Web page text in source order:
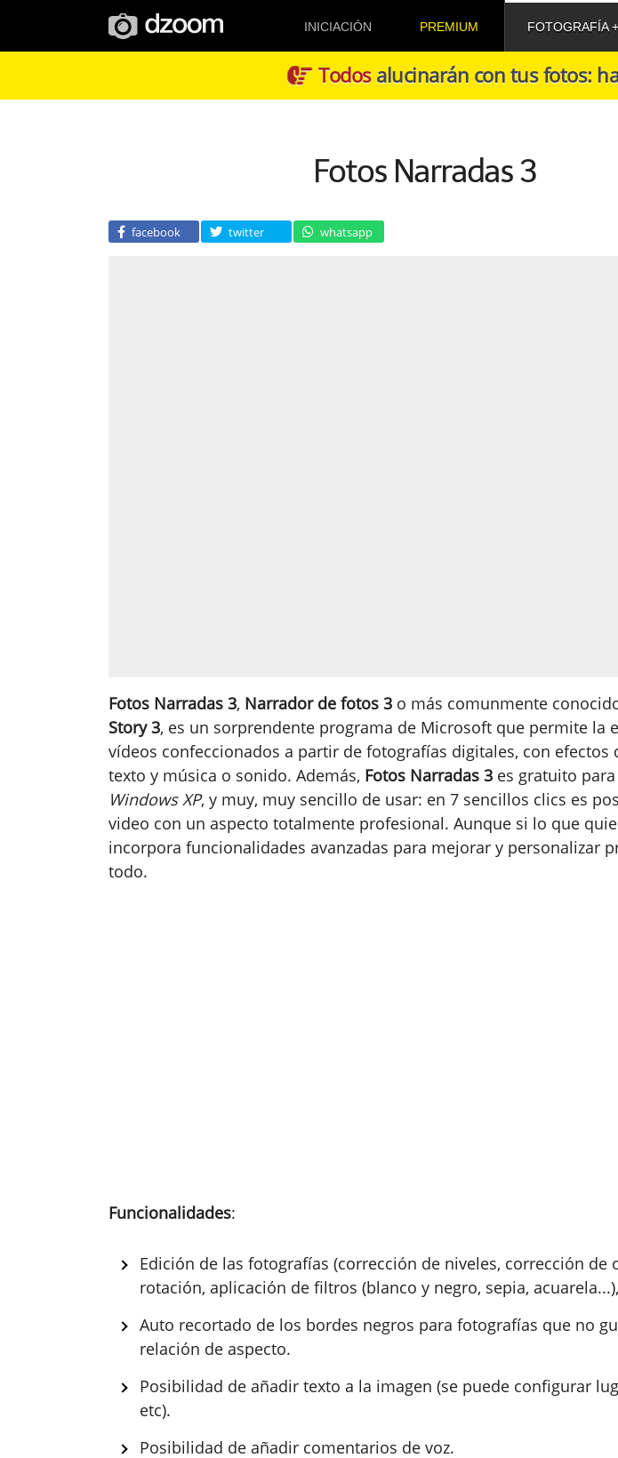
INICIACIÓN PREMIUM FOTOGRAFÍA
Todosalucinarán con tus fotos:
Fotos Narradas 3
facebook twitter whatsapp
Fotos Narradas 3, Narrador de fotos 3 o más comunmente
Story 3, es un sorprendente programa de Microsoft que permite la
vídeos confeccionados a partir de fotografías digitales, con efectos
texto y música o sonido. Además, Fotos Narradas 3 es gratuito
Windows XP, y muy, muy sencillo de usar: en 7 sencillos clics es
video con un aspecto totalmente profesional. Aunque si lo que
incorpora funcionalidades avanzadas para mejorar y personalizar
todo.
Funcionalidades:
Edición de las fotografías (corrección de niveles, corrección de
rotación, aplicación de filtros (blanco y negro, sepia,
Auto recortado de los bordes negros para fotografías que no
relación de aspecto.
Posibilidad de añadir texto a la imagen (se puede configurar
etc).
Posibilidad de añadir comentarios de voz.